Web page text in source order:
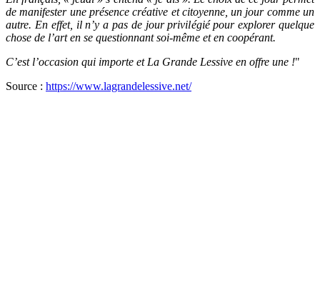
de manifester une présence créative et citoyenne, un jour comme un
autre. En effet, il n’y a pas de jour privilégié pour explorer quelque
chose de l’art en se questionnant soi-même et en coopérant.
C’est l’occasion qui importe et La Grande Lessive en offre une !"
Source : https://www.lagrandelessive.net/